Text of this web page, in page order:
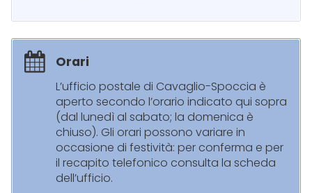
Orari
L’ufficio postale di Cavaglio-Spoccia è
aperto secondo l’orario indicato qui sopra
(dal lunedì al sabato; la domenica è
chiuso). Gli orari possono variare in
occasione di festività: per conferma e per
il recapito telefonico consulta la scheda
dell’ufficio.